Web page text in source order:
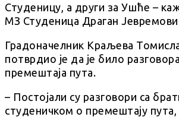
Студеницу, а други за Ушће –
МЗ Студеница Драган
Градоначелник Краљева
потврдио је да је било
премештаја пута.
– Постојали су разговори са
студеничком о премештају пута,